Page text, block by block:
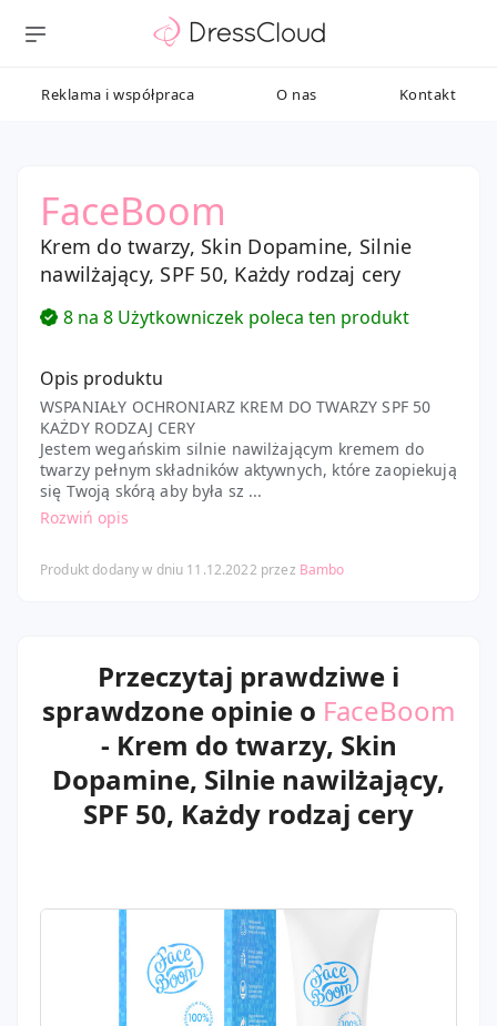
Reklama i współpraca O nas Kontakt
FaceBoom
Krem do twarzy, Skin Dopamine, Silnie
nawilżający, SPF 50, Każdy rodzaj cery
8 na 8 Użytkowniczek poleca ten produkt
Opis produktu
WSPANIAŁY OCHRONIARZ KREM DO TWARZY SPF 50
KAŻDY RODZAJ CERY
Jestem wegańskim silnie nawilżającym kremem do
twarzy pełnym składników aktywnych, które zaopiekują
się Twoją skórą aby była sz ...
Rozwiń opis
Produkt dodany w dniu 11.12.2022 przez Bambo
Przeczytaj prawdziwe i
sprawdzone opinie o FaceBoom
- Krem do twarzy, Skin
Dopamine, Silnie nawilżający,
SPF 50, Każdy rodzaj cery